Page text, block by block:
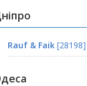
Rauf & Faik